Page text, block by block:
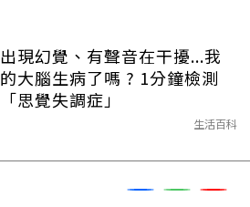
出現幻覺、有聲音在干擾...我
的大腦生病了嗎 ? 1分鐘檢測
「思覺失調症」
生活百科